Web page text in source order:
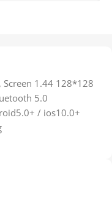
1.44 128*128
5.0
/ ios10.0+